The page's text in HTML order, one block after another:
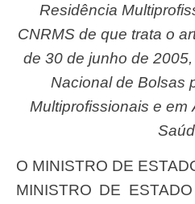
Residência
CNRMS de que trata o
de 30 de junho de
Nacional de Bolsas
Multiprofissionais e em
O MINISTRO DE ESTADO DA EDUCAÇÃO e o
MINISTRO DE